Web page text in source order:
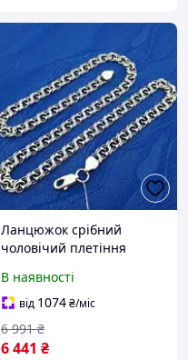
Ланцюжок срібний
чоловічий плетіння
на шию для чоловіка
В наявності
від 1074₴/міс
6 441 ₴
6 991 ₴